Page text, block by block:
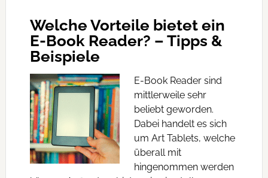
Welche Vorteile bietet ein
E-Book Reader? – Tipps &
Beispiele
E-Book Reader sind
mittlerweile sehr
beliebt geworden.
Dabei handelt es sich
um Art Tablets, welche
überall mit
hingenommen werden